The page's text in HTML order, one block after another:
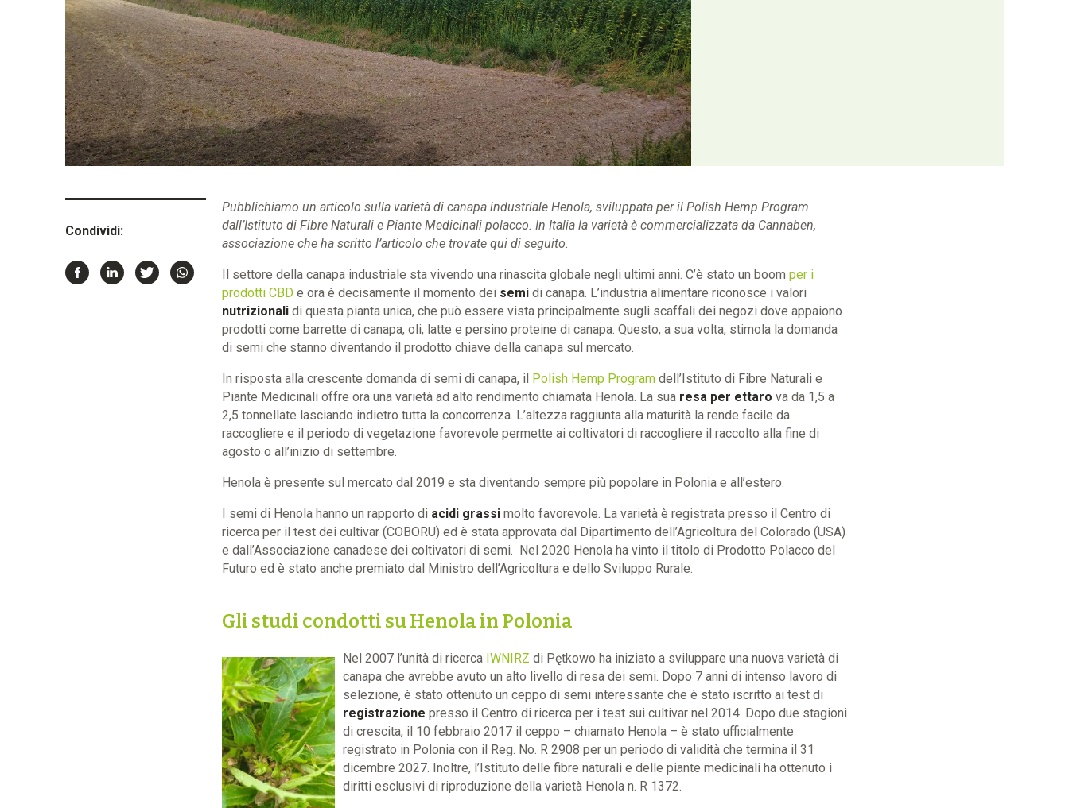
Condividi:
Pubblichiamo un articolo sulla varietà di canapa industriale Henola, sviluppata per il Polish Hemp Program
dall’Istituto di Fibre Naturali e Piante Medicinali polacco. In Italia la varietà è commercializzata da Cannaben,
associazione che ha scritto l’articolo che trovate qui di seguito.
Il settore della canapa industriale sta vivendo una rinascita globale negli ultimi anni. C’è stato un boom per i
prodotti CBDe ora è decisamente il momento dei semidi canapa. L’industria alimentare riconosce i valori
nutrizionalidi questa pianta unica, che può essere vista principalmente sugli scaffali dei negozi dove appaiono
prodotti come barrette di canapa, oli, latte e persino proteine di canapa. Questo, a sua volta, stimola la domanda
di semi che stanno diventando il prodotto chiave della canapa sul mercato.
In risposta alla crescente domanda di semi di canapa, il Polish Hemp Programdell’Istituto di Fibre Naturali e
Piante Medicinali offre ora una varietà ad alto rendimento chiamata Henola. La sua resa per ettaro va da 1,5 a
2,5 tonnellate lasciando indietro tutta la concorrenza. L’altezza raggiunta alla maturità la rende facile da
raccogliere e il periodo di vegetazione favorevole permette ai coltivatori di raccogliere il raccolto alla fine di
agosto o all’inizio di settembre.
Henola è presente sul mercato dal 2019 e sta diventando sempre più popolare in Polonia e all’estero.
I semi di Henola hanno un rapporto di acidi grassimolto favorevole. La varietà è registrata presso il Centro di
ricerca per il test dei cultivar (COBORU) ed è stata approvata dal Dipartimento dell’Agricoltura del Colorado (USA)
e dall’Associazione canadese dei coltivatori di semi. Nel 2020 Henola ha vinto il titolo di Prodotto Polacco del
Futuro ed è stato anche premiato dal Ministro dell’Agricoltura e dello Sviluppo Rurale.
Gli studi condotti su Henola in Polonia
Nel 2007 l’unità di ricerca IWNIRZ di Pętkowo ha iniziato a sviluppare una nuova varietà di
canapa che avrebbe avuto un alto livello di resa dei semi. Dopo 7 anni di intenso lavoro di
selezione, è stato ottenuto un ceppo di semi interessante che è stato iscritto ai test di
registrazione presso il Centro di ricerca per i test sui cultivar nel 2014. Dopo due stagioni
di crescita, il 10 febbraio 2017 il ceppo – chiamato Henola – è stato ufficialmente
registrato in Polonia con il Reg. No. R 2908 per un periodo di validità che termina il 31
dicembre 2027. Inoltre, l’Istituto delle fibre naturali e delle piante medicinali ha ottenuto i
diritti esclusivi di riproduzione della varietà Henola n. R 1372.